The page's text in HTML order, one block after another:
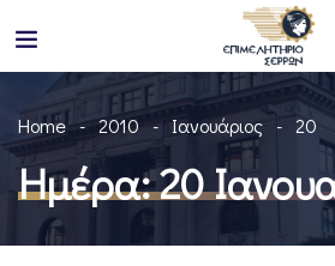
Home 2010 Ιανουάριος 20
Ημέρα:20